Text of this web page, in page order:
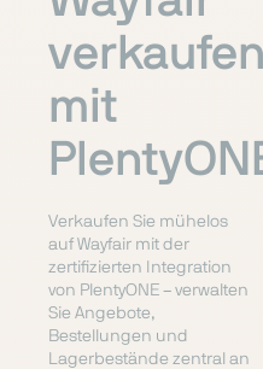
verkaufen
mit
Verkaufen Sie mühelos
auf Wayfair mit der
zertifizierten Integration
von PlentyONE – verwalten
Sie Angebote,
Bestellungen und
Lagerbestände zentral an